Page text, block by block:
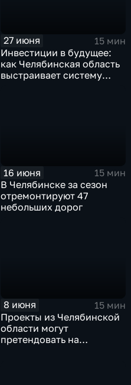
27 июня
15 мин
Инвестиции в будущее:
как Челябинская область
выстраивает систему
16 июня
15 мин
В Челябинске за сезон
отремонтируют 47
небольших дорог
8 июня
15 мин
Проекты из Челябинской
области могут
претендовать на